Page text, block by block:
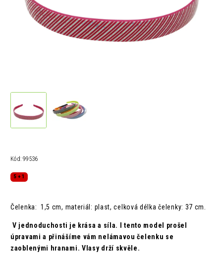
Kód: 99536
5 + 1
Čelenka: 1,5 cm, materiál: plast, celková délka čelenky: 37 cm.
V jednoduchosti je krása a síla. I tento model prošel
úpravami a přinášíme vám nelámavou čelenku se
zaoblenými hranami. Vlasy drží skvěle.